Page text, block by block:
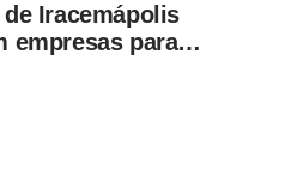
Iracemápolis
empresas para